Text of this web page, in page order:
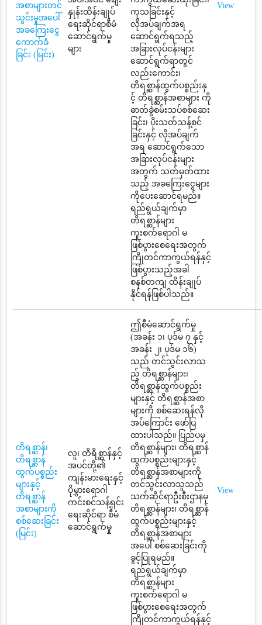
အစာများတင်
သွင်းမှုအပေါ်
အခကြေးငွေ
ကောက်ခံ
ခြင်း (မြင်း)
နှုန်းထိန်းချုပ်
ရေးဆိုင်ရာစီမံ
ဆောင်ရွက်မှု
များ
ကုသခြင်းနှင့်
လိုအပ်ချက်အရ
ဆောင်ရွက်ရသည့်
အခြားလုပ်ငန်းများ
ဆောင်ရွက်ရာတွင်
လည်းကောင်း၊
တိရစ္ဆာန်ထွက်ပစ္စည်းနှ
င့် တိရစ္ဆာန်အစာများ ကို
ဓာတ်ခွဲစမ်းသပ်စစ်ဆေး
ခြင်း၊ ပိုးသတ်သန့်စင်
ခြင်းနှင့် လိုအပ်ချက်
အရ ဆောင်ရွက်သော
အခြားလုပ်ငန်းများ
အတွက် သတ်မှတ်ထား
သည့် အခကြေးငွေများ
ကိုပေးဆောင်ရမည်။
ရည်ရွယ်ချက်မှာ
တိရစ္ဆာန်များ
ကူးစက်ရောဂါ မ
ဖြစ်ပွားစေရေးအတွက်
ကြိုတင်ကာကွယ်ရန်နှင့်
ဖြစ်ပွားသည့်အခါ
စနစ်တကျ ထိန်းချုပ်
နိုင်ရန်ဖြစ်ပါသည်။
View
တိရစ္ဆာန်၊
တိရစ္ဆာန်
ထွက်ပစ္စည်း
များနှင့်
တိရစ္ဆာန်
အစာများကို
စစ်ဆေးခြင်း
(မြင်း)
လူ၊ တိရိစ္ဆာန်နှင့်
အပင်တို့၏
ကျန်းမားရေးနှင့်
ပိုမွှားရောဂါ
ကင်းစင်သန့်ရှင်း
ရေးဆိုင်ရာ စီမံ
ဆောင်ရွက်မှု
ဤစီမံဆောင်ရွက်မှု
(အခန်း ၁၊ ပုဒ်မ ၇ နှင့်
အခန်း ၂၊ ပုဒ်မ ၁၆)
သည် တင်သွင်းလာသ
ည့် တိရစ္ဆာန်များ၊
တိရစ္ဆာန်ထွက်ပစ္စည်း
များနှင့် တိရစ္ဆာန်အစာ
များကို စစ်ဆေးရန်လို
အပ်ကြောင်း ဖော်ပြ
ထားပါသည်။ ပြည်ပမှ
တိရစ္ဆာန်များ၊ တိရစ္ဆာန်
ထွက်ပစ္စည်းများနှင့်
တိရစ္ဆာန်အစာများကို
တင်သွင်းလာသူသည်
သက်ဆိုင်ရာဦးစီးဌာနမှ
တိရစ္ဆာန်များ၊ တိရစ္ဆာန်
ထွက်ပစ္စည်းများနှင့်
တိရစ္ဆာန်အစာများ
အပေါ် စစ်ဆေးခြင်းကို
ခွင့်ပြုရမည်။
ရည်ရွယ်ချက်မှာ
တိရစ္ဆာန်များ
ကူးစက်ရောဂါ မ
ဖြစ်ပွားစေရေးအတွက်
ကြိုတင်ကာကွယ်ရန်နှင့်
View